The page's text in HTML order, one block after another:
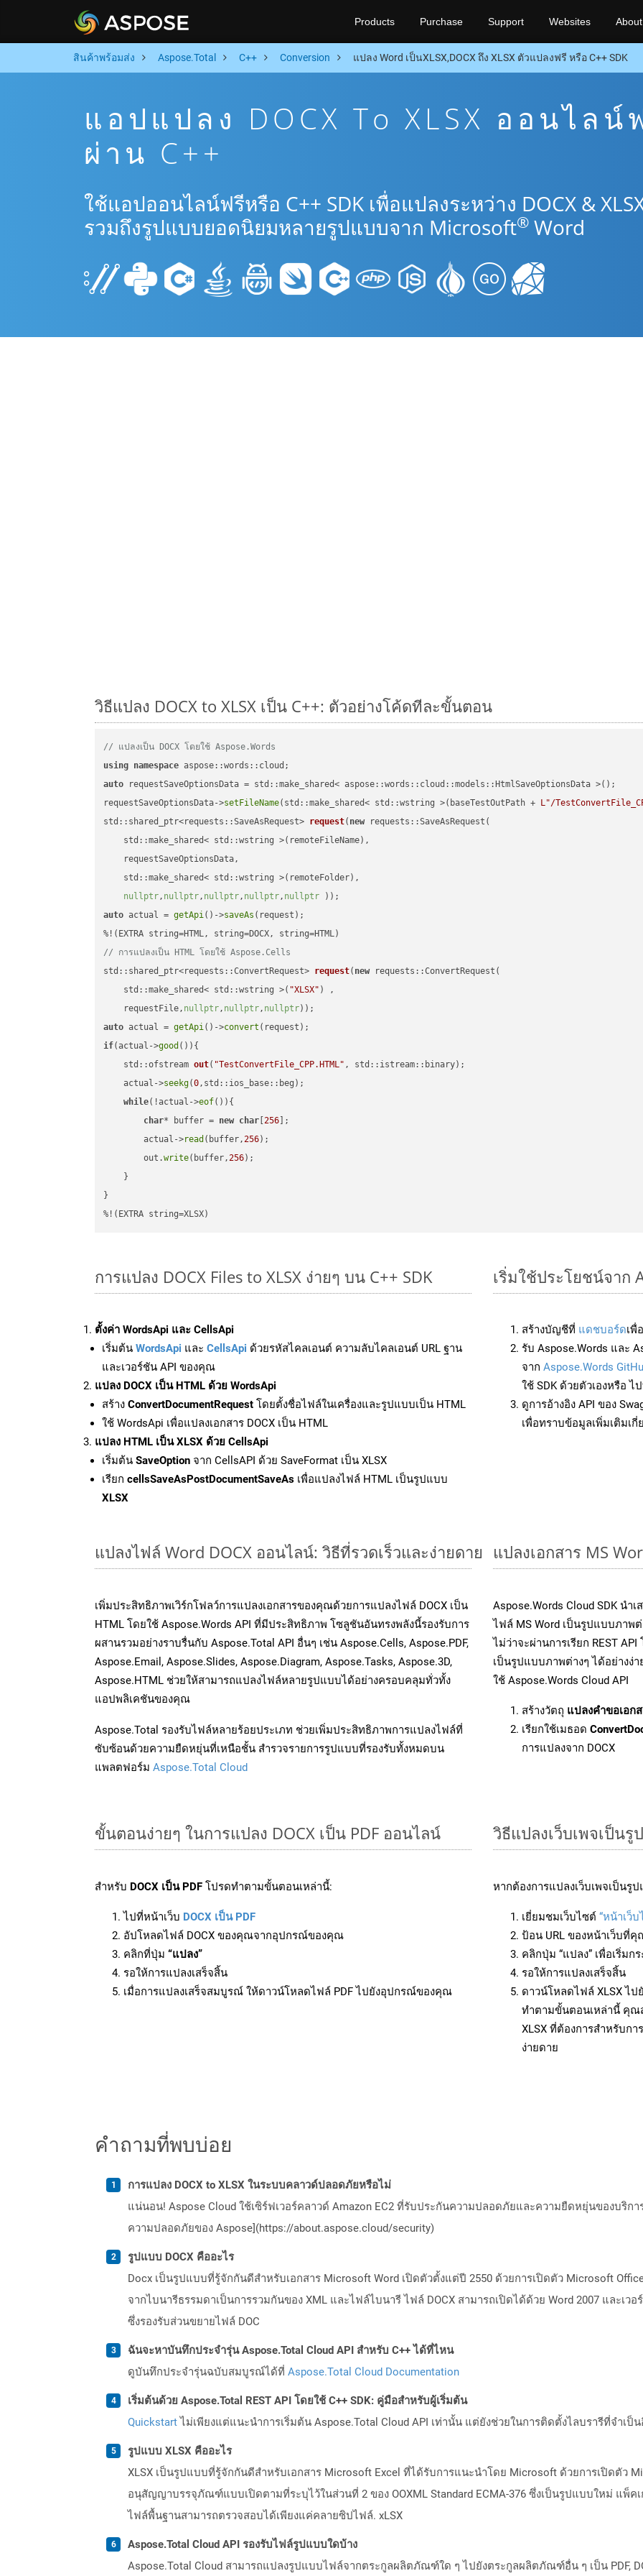
Products Purchase Support Websites About
สินค้าพร้อมส่ง Aspose.Total C++ Conversion แปลง Word เป็นXLSX,DOCX ถึง XLSX ตัวแปลงฟรี หรือ C++ SDK
แอปแปลง DOCX To XLSX ออนไลน์
ผ่าน C++
ใช้แอปออนไลน์ฟรีหรือ C++ SDK เพื่อแปลงระหว่าง DOCX &
รวมถึงรูปแบบยอดนิยมหลายรูปแบบจาก Microsoft® Word
วิธีแปลง DOCX to XLSX เป็น C++: ตัวอย่างโค้ดทีละขั้นตอน
// แปลงเป็น DOCX โดยใช้ Aspose.Words
using namespace
auto requestSaveOptionsData = std::make_shared< aspose::words::cloud::models::HtmlSaveOptionsData >();
requestSaveOptionsData->setFileName(std::make_shared< std::wstring >(baseTestOutPath + L"/
std::shared_ptr<requests::SaveAsRequest> request( new requests::SaveAsRequest(
    std::make_shared< std::wstring >(remoteFileName),
    requestSaveOptionsData,
    std::make_shared< std::wstring >(remoteFolder),
nullptr, nullptr, nullptr, nullptr, nullptr ))
auto actual = getApi()->saveAs (request);
// การแปลงเป็น HTML โดยใช้ Aspose.Cells
std::shared_ptr<requests::ConvertRequest> request( new requests::ConvertRequest(
    std::make_shared< std::wstring >(
"XLSX" ) ,
    requestFile,
nullptr, nullptr, nullptr))
auto actual = getApi()->convert
if(actual->good ()){
std::ofstream out( "TestConvertFile_CPP.HTML" , std::istream::binary) ;
    actual->
seekg(0,std::ios_base::beg);
while(!actual->eof()){
char* buffer = new char [256 ];
        actual->
read (buffer,256);
        out.
write(buffer,256);
    }
}
%!(EXTRA string=XLSX)
การแปลง DOCX Files to XLSX ง่ายๆ บน C++ SDK
ตั้งค่า WordsApi และ CellsApi
เริ่มต้น WordsApi และ CellsApi ด้วยรหัสไคลเอนต์ ความลับไคลเอนต์ URL ฐาน
และเวอร์ชัน API ของคุณ
แปลง DOCX เป็น HTML ด้วย WordsApi
สร้าง ConvertDocumentRequest โดยตั้งชื่อไฟล์ในเครื่องและรูปแบบเป็น HTML
ใช้ WordsApi เพื่อแปลงเอกสาร DOCX เป็น HTML
แปลง HTML เป็น XLSX ด้วย CellsApi
เริ่มต้น SaveOption จาก CellsAPI ด้วย SaveFormat เป็น XLSX
เรียก cellsSaveAsPostDocumentSaveAs เพื่อแปลงไฟล์ HTML เป็นรูปแบบ
XLSX
เริ่มใช้ประโยชน์จาก
สร้างบัญชีที่ แดชบอร์ดเพื่
รับ Aspose.Words และ
จาก Aspose.Words
ใช้ SDK ด้วยตัวเองหรือ ไ
ดูการอ้างอิง API ของ
เพื่อทราบข้อมูลเพิ่มเติมเกี่
แปลงไฟล์ Word DOCX ออนไลน์: วิธีที่รวดเร็วและง่ายดาย
เพิ่มประสิทธิภาพเวิร์กโฟลว์การแปลงเอกสารของคุณด้วยการแปลงไฟล์ DOCX เป็น
HTML โดยใช้ Aspose.Words API ที่มีประสิทธิภาพ โซลูชันอันทรงพลังนี้รองรับการ
ผสานรวมอย่างราบรื่นกับ Aspose.Total API อื่นๆ เช่น Aspose.Cells, Aspose.PDF,
Aspose.Email, Aspose.Slides, Aspose.Diagram, Aspose.Tasks, Aspose.3D,
Aspose.HTML ช่วยให้สามารถแปลงไฟล์หลายรูปแบบได้อย่างครอบคลุมทั่วทั้ง
แอปพลิเคชันของคุณ
Aspose.Total รองรับไฟล์หลายร้อยประเภท ช่วยเพิ่มประสิทธิภาพการแปลงไฟล์ที่
ซับซ้อนด้วยความยืดหยุ่นที่เหนือชั้น สำรวจรายการรูปแบบที่รองรับทั้งหมดบน
แพลตฟอร์ม Aspose.Total Cloud
แปลงเอกสาร MS
Aspose.Words Cloud SDK นำ
ไฟล์ MS Word เป็นรูปแบบภาพต่
ไม่ว่าจะผ่านการเรียก REST
เป็นรูปแบบภาพต่างๆ ได้อย่างง่า
ใช้ Aspose.Words Cloud API
สร้างวัตถุ แปลงคำขอเอก
เรียกใช้เมธอด
การแปลงจาก DOCX
ขั้นตอนง่ายๆ ในการแปลง DOCX เป็น PDF ออนไลน์
สำหรับ DOCX เป็น PDF โปรดทำตามขั้นตอนเหล่านี้:
ไปที่หน้าเว็บ DOCX เป็น PDF
อัปโหลดไฟล์ DOCX ของคุณจากอุปกรณ์ของคุณ
คลิกที่ปุ่ม “แปลง”
รอให้การแปลงเสร็จสิ้น
เมื่อการแปลงเสร็จสมบูรณ์ ให้ดาวน์โหลดไฟล์ PDF ไปยังอุปกรณ์ของคุณ
วิธีแปลงเว็บเพจเป็นรู
หากต้องการแปลงเว็บเพจเป็นรู
เยี่ยมชมเว็บไซต์ “หน้าเว็บ
ป้อน URL ของหน้าเว็บที่
คลิกปุ่ม “แปลง” เพื่อเริ่มก
รอให้การแปลงเสร็จสิ้น
ดาวน์โหลดไฟล์ XLSX ไ
ทำตามขั้นตอนเหล่านี้ คุณ
XLSX ที่ต้องการสำหรับก
ง่ายดาย
คำถามที่พบบ่อย
การแปลง DOCX to XLSX ในระบบคลาวด์ปลอดภัยหรือไม่
แน่นอน! Aspose Cloud ใช้เซิร์ฟเวอร์คลาวด์ Amazon EC2 ที่รับประกันความปลอดภัยและความยืดหยุ่นของบริก
ความปลอดภัยของ Aspose](https://about.aspose.cloud/security)
รูปแบบ DOCX คืออะไร
Docx เป็นรูปแบบที่รู้จักกันดีสำหรับเอกสาร Microsoft Word เปิดตัวตั้งแต่ปี 2550 ด้วยการเปิดตัว Microsoft
จากไบนารีธรรมดาเป็นการรวมกันของ XML และไฟล์ไบนารี ไฟล์ DOCX สามารถเปิดได้ด้วย Word 2007 และเ
ซึ่งรองรับส่วนขยายไฟล์ DOC
ฉันจะหาบันทึกประจำรุ่น Aspose.Total Cloud API สำหรับ C++ ได้ที่ไหน
ดูบันทึกประจำรุ่นฉบับสมบูรณ์ได้ที่ Aspose.Total Cloud Documentation
เริ่มต้นด้วย Aspose.Total REST API โดยใช้ C++ SDK: คู่มือสำหรับผู้เริ่มต้น
Quickstartไม่เพียงแต่แนะนำการเริ่มต้น Aspose.Total Cloud API เท่านั้น แต่ยังช่วยในการติดตั้งไลบรารีที่จำเป็
รูปแบบ XLSX คืออะไร
XLSX เป็นรูปแบบที่รู้จักกันดีสำหรับเอกสาร Microsoft Excel ที่ได้รับการแนะนำโดย Microsoft ด้วยการเปิดตัว
อนุสัญญาบรรจุภัณฑ์แบบเปิดตามที่ระบุไว้ในส่วนที่ 2 ของ OOXML Standard ECMA-376 ซึ่งเป็นรูปแบบใหม่ แพ็ค
ไฟล์พื้นฐานสามารถตรวจสอบได้เพียงแค่คลายซิปไฟล์. xLSX
Aspose.Total Cloud API รองรับไฟล์รูปแบบใดบ้าง
Aspose.Total Cloud สามารถแปลงรูปแบบไฟล์จากตระกูลผลิตภัณฑ์ใด ๆ ไปยังตระกูลผลิตภัณฑ์อื่น ๆ เป็น PDF,